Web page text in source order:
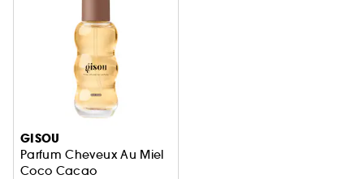
GISOU
Parfum Cheveux Au Miel
Coco Cacao